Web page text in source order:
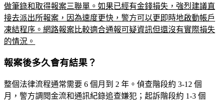
做筆錄和取得報案三聯單。如果已經有金錢損失，強烈建議直
接去派出所報案，因為速度更快，警方可以更即時地啟動帳戶
凍結程序。網路報案比較適合通報可疑資訊但還沒有實際損失
的情況。
報案後多久會有結果？
整個法律流程通常需要 6 個月到 2 年。偵查階段約 3-12 個
月，警方調閱金流和通訊紀錄追查嫌犯；起訴階段約 1-3 個